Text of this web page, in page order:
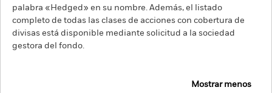
palabra «Hedged» en su nombre. Además, el listado
completo de todas las clases de acciones con cobertura de
divisas está disponible mediante solicitud a la sociedad
gestora del fondo.
Mostrar menos